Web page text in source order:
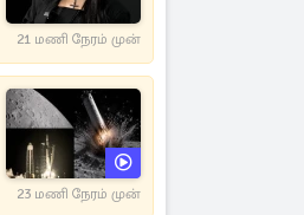
21 மணி நேரம் முன்
23 மணி நேரம் முன்